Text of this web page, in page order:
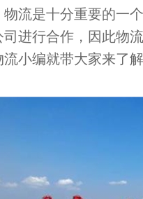
物流是十分重要的一
司进行合作，因此物
流小编就带大家来了